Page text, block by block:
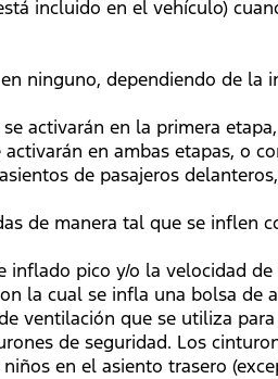
incluido en el vehículo)
ninguno, dependiendo de
activarán en la primera
en ambas etapas, o
de pasajeros
de manera tal que se
inflado pico y/o la velocidad
la cual se infla una bolsa
ventilación que se utiliza
de seguridad. Los
en el asiento trasero